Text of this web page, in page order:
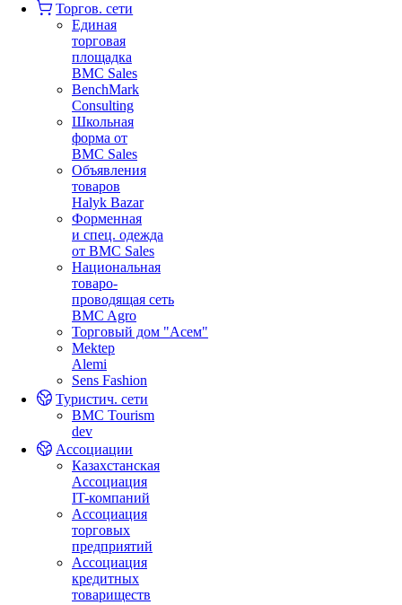
Торгов. сети
Единая
торговая
площадка
BMC Sales
BenchMark
Consulting
Школьная
форма от
BMC Sales
Объявления
товаров
Halyk Bazar
Форменная
и спец. одежда
от BMC Sales
Национальная
товаро-
проводящая сеть
BMC Agro
Торговый дом "Асем"
Mektep
Alemi
Sens Fashion
Туристич. сети
BMC Tourism
dev
Ассоциации
Казахстанская
Ассоциация
IT-компаний
Ассоциация
торговых
предприятий
Ассоциация
кредитных
товариществ